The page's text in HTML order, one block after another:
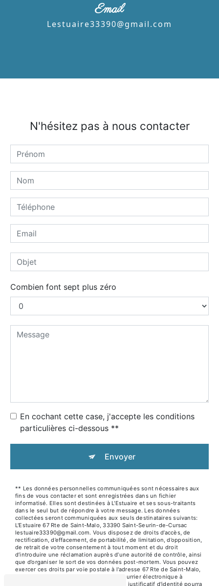
Email
lestuaire33390@gmail.com
N'hésitez pas à nous contacter
Combien font sept plus zéro
En cochant cette case, j'accepte les conditions
particulières ci-dessous **
Envoyer
** Les données personnelles communiquées sont nécessaires aux
fins de vous contacter et sont enregistrées dans un fichier
informatisé. Elles sont destinées à L'Estuaire et ses sous-traitants
dans le seul but de répondre à votre message. Les données
collectées seront communiquées aux seuls destinataires suivants:
L'Estuaire 67 Rte de Saint-Malo, 33390 Saint-Seurin-de-Cursac
lestuaire33390@gmail.com. Vous disposez de droits d’accès, de
rectification, d’effacement, de portabilité, de limitation, d’opposition,
de retrait de votre consentement à tout moment et du droit
d’introduire une réclamation auprès d’une autorité de contrôle, ainsi
que d’organiser le sort de vos données post-mortem. Vous pouvez
exercer ces droits par voie postale à l'adresse 67 Rte de Saint-Malo,
33390 Saint-Seurin-de-Cursac ou par courrier électronique à
l'adresse lestuaire33390@gmail.com. Un justificatif d'identité pourra